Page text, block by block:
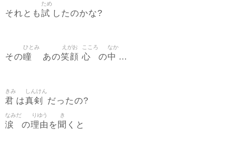
それとも試
ため
したのかな?
その瞳
ひとみ
あの笑顔
えがお
心
こころ
の中
なか
…
君
きみ
は真剣
しんけん
だったの?
涙
なみだ
の理由
りゆう
を 聞
き
くと